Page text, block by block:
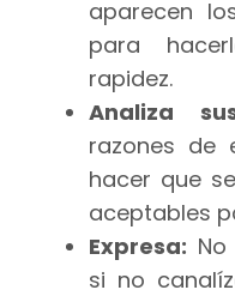
aparecen
para
rapidez.
Analiza
razones de
hacer que
aceptables
Expresa:
si no